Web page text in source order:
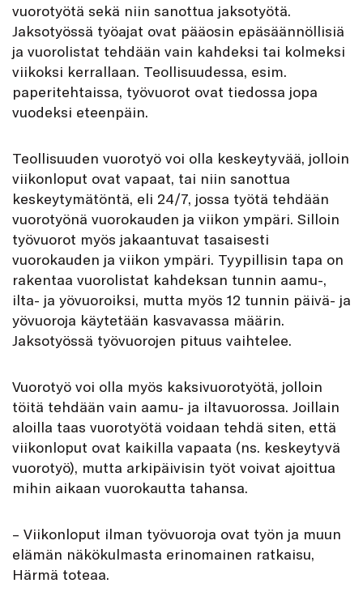
vuorotyötä sekä niin sanottua jaksotyötä.
Jaksotyössä työajat ovat pääosin epäsäännöllisiä
ja vuorolistat tehdään vain kahdeksi tai kolmeksi
viikoksi kerrallaan. Teollisuudessa, esim.
paperitehtaissa, työvuorot ovat tiedossa jopa
vuodeksi eteenpäin.
Teollisuuden vuorotyö voi olla keskeytyvää, jolloin
viikonloput ovat vapaat, tai niin sanottua
keskeytymätöntä, eli 24/7, jossa työtä tehdään
vuorotyönä vuorokauden ja viikon ympäri. Silloin
työvuorot myös jakaantuvat tasaisesti
vuorokauden ja viikon ympäri. Tyypillisin tapa on
rakentaa vuorolistat kahdeksan tunnin aamu-,
ilta- ja yövuoroiksi, mutta myös 12 tunnin päivä- ja
yövuoroja käytetään kasvavassa määrin.
Jaksotyössä työvuorojen pituus vaihtelee.
Vuorotyö voi olla myös kaksivuorotyötä, jolloin
töitä tehdään vain aamu- ja iltavuorossa. Joillain
aloilla taas vuorotyötä voidaan tehdä siten, että
viikonloput ovat kaikilla vapaata (ns. keskeytyvä
vuorotyö), mutta arkipäivisin työt voivat ajoittua
mihin aikaan vuorokautta tahansa.
– Viikonloput ilman työvuoroja ovat työn ja muun
elämän näkökulmasta erinomainen ratkaisu,
Härmä toteaa.